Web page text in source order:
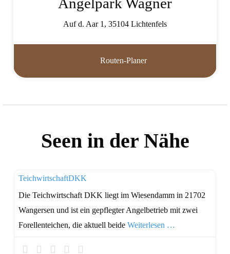
Auf d. Aar 1 , 35104 Lichtenfels
Routen-Planer
Seen in der Nähe
TeichwirtschaftDKK
Die Teichwirtschaft DKK liegt im Wiesendamm in 21702
Wangersen und ist ein gepflegter Angelbetrieb mit zwei
Forellenteichen, die aktuell beide Weiterlesen …